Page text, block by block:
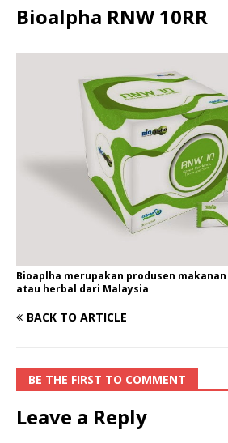
Bioalpha RNW 10RR
Bioaplha merupakan produsen
atau herbal dari Malaysia
BACK TO ARTICLE
BE THE FIRST TO COMMENT
Leave a Reply